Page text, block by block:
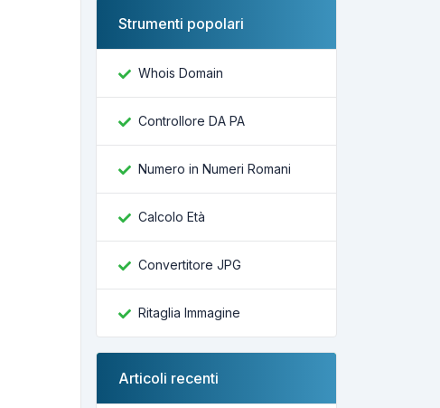
Strumenti popolari
Whois Domain
Controllore DA PA
Numero in Numeri Romani
Calcolo Età
Convertitore JPG
Ritaglia Immagine
Articoli recenti